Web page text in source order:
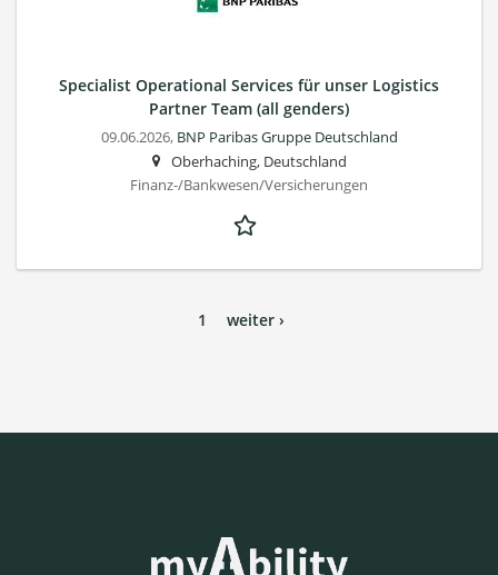
Specialist Operational Services für unser Logistics
Partner Team (all genders)
09.06.2026, BNP Paribas Gruppe Deutschland
Oberhaching, Deutschland
Finanz-/Bankwesen/Versicherungen
1 weiter ›